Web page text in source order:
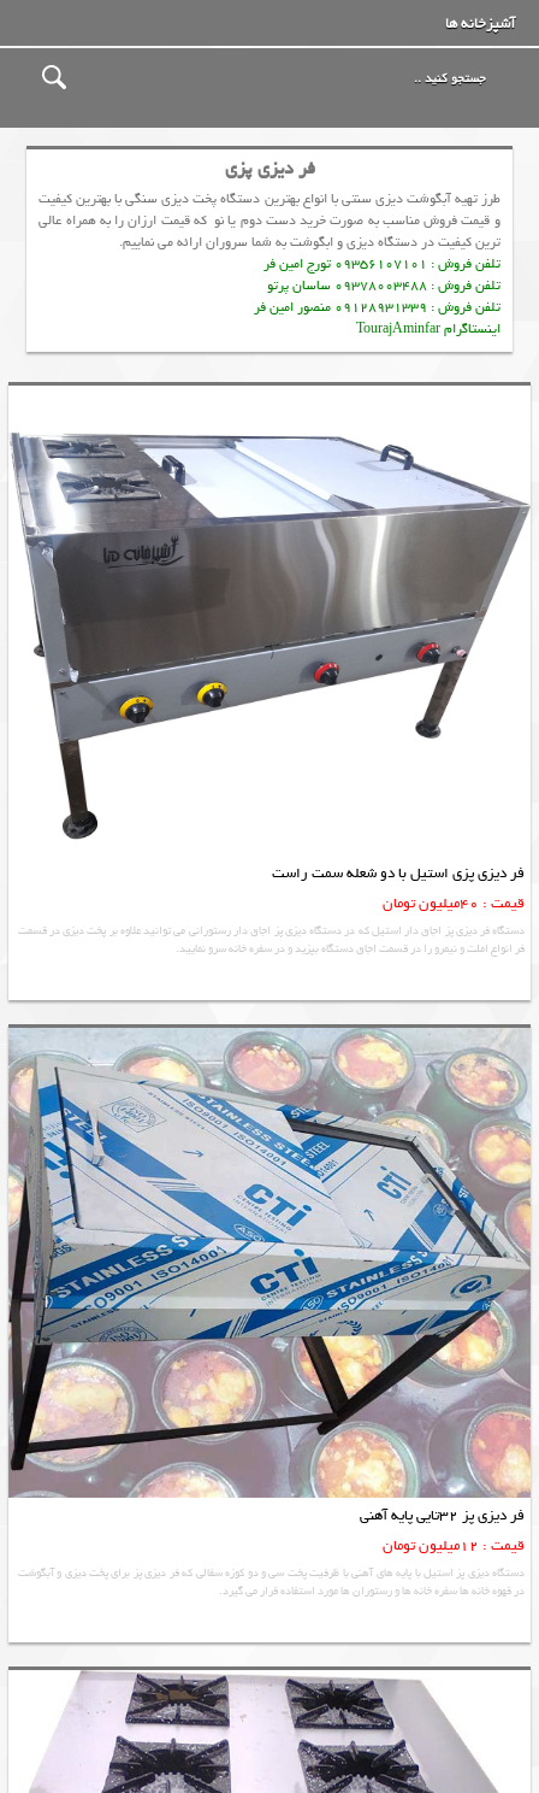
آشپزخانه ها
فر دیزی پزی
طرز تهیه آبگوشت دیزی سنتی با انواع بهترین دستگاه پخت دیزی سنگی با بهترین کیفیت
و قیمت فروش مناسب به صورت خرید دست دوم یا نو که قیمت ارزان را به همراه عالی
ترین کیفیت در دستگاه ديزي و ابگوشت به شما سروران ارائه می نماییم.
تلفن فروش : 09356107101 تورج امین فر
تلفن فروش : 09378003488 ساسان پرتو
تلفن فروش : 09128931339 منصور امین فر
اینستاگرام TourajAminfar
فر دیزی پزی استیل با دو شعله سمت راست
قیمت : 40میلیون تومان
دستگاه فر دیزی پز اجاق دار استیل که در دستگاه دیزی پز اجاق دار رستورانی می توانید علاوه بر پخت دیزی در قسمت
فر انواع املت و نیمرو را در قسمت اجاق دستگاه بپزید و در سفره خانه سرو نمایید.
فر دیزی پز 32تایی پایه آهنی
قیمت : 12میلیون تومان
دستگاه دیزی پز استیل با پایه های آهنی با ظرفیت پخت سی و دو کوزه سفالی که فر دیزی پز برای پخت دیزی و آبگوشت
در قهوه خانه ها سفره خانه ها و رستوران ها مورد استفاده قرار می گیرد.